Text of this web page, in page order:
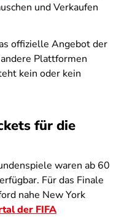
und Verkaufen
offizielle Angebot der
Plattformen
kein oder kein
für die
waren ab 60
Für das Finale
nahe New York
der FIFA